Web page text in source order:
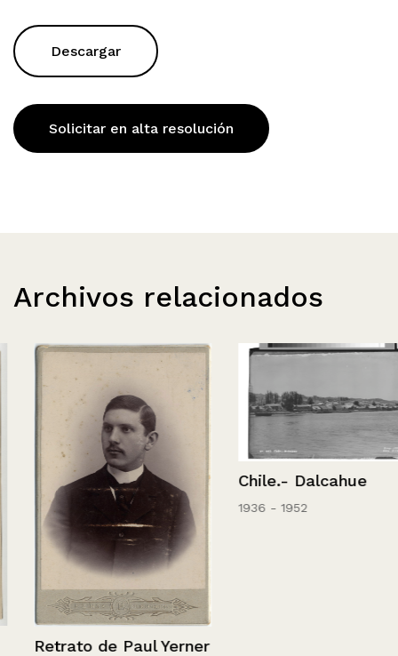
Descargar
Solicitar en alta resolución
Archivos relacionados
Retrato de Paul Yerner
Chile.- Dalcahue
1936 - 1952